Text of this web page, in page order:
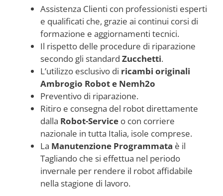
Assistenza Clienti con professionisti esperti
e qualificati che, grazie ai continui corsi di
formazione e aggiornamenti tecnici.
Il rispetto delle procedure di riparazione
secondo gli standard Zucchetti.
L’utilizzo esclusivo di ricambi originali
Ambrogio Robot e Nemh2o
Preventivo di riparazione.
Ritiro e consegna del robot direttamente
dalla Robot-Service o con corriere
nazionale in tutta Italia, isole comprese.
La Manutenzione Programmata è il
Tagliando che si effettua nel periodo
invernale per rendere il robot affidabile
nella stagione di lavoro.